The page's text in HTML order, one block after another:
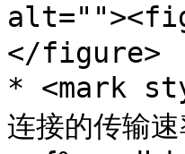
</figure>
* <mark
连接的传输